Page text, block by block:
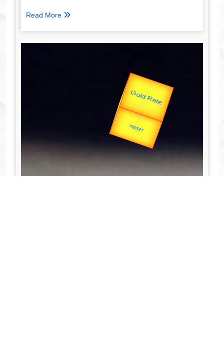
Read More
Valentine's
उपराष्ट्रपति Gold Rate unTV Special